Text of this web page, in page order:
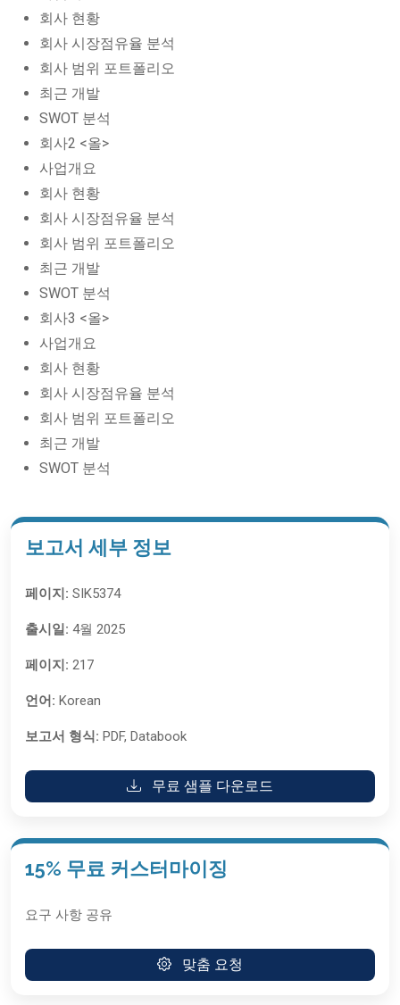
회사 현황
회사 시장점유율 분석
회사 범위 포트폴리오
최근 개발
SWOT 분석
회사2 <올>
사업개요
회사 현황
회사 시장점유율 분석
회사 범위 포트폴리오
최근 개발
SWOT 분석
회사3 <올>
사업개요
회사 현황
회사 시장점유율 분석
회사 범위 포트폴리오
최근 개발
SWOT 분석
보고서 세부 정보
페이지: SIK5374
출시일: 4월 2025
페이지: 217
언어: Korean
보고서 형식: PDF, Databook
무료 샘플 다운로드
15% 무료 커스터마이징
요구 사항 공유
맞춤 요청